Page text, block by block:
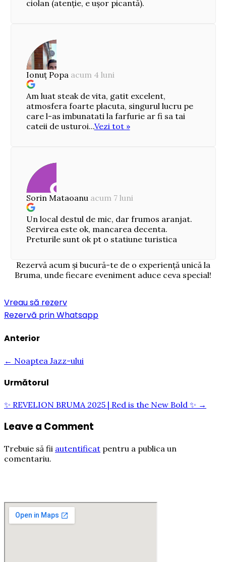
ciolan (atenție, e ușor picantă).
Ionuț Popa acum 4 luni
Am luat steak de vita, gatit excelent,
atmosfera foarte placuta, singurul lucru pe
care l-as imbunatati la farfurie ar fi sa tai
cateii de usturoi...Vezi tot »
Sorin Mataoanu acum 7 luni
Un local destul de mic, dar frumos aranjat.
Servirea este ok, mancarea decenta.
Preturile sunt ok pt o statiune turistica
Rezervă acum și bucură-te de o experiență unică la
Bruma, unde fiecare eveniment aduce ceva special!
Vreau să rezerv
Rezervă prin Whatsapp
Anterior
← Noaptea Jazz-ului
Următorul
✨ REVELION BRUMA 2025 | Red is the New Bold ✨ →
Leave a Comment
Trebuie să fii autentificat pentru a publica un
comentariu.